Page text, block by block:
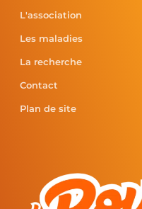
L'association
Les maladies
La recherche
Contact
Plan de site